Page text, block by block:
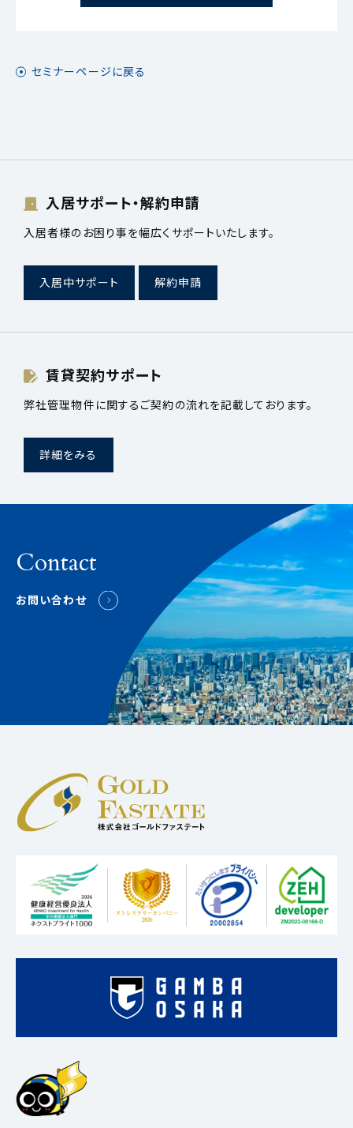
セミナーページに戻る
入居サポート・解約申請
入居者様のお困り事を幅広くサポートいたします。
入居中サポート 解約申請
賃貸契約サポート
弊社管理物件に関するご契約の流れを記載しております。
詳細をみる
Contact
お問い合わせ